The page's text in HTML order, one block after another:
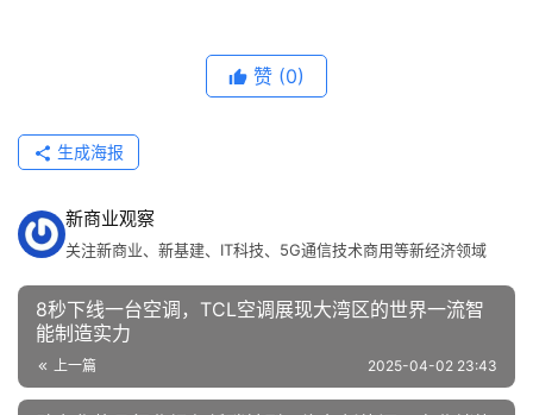
赞 (0)
生成海报
新商业观察
关注新商业、新基建、IT科技、5G通信技术商用等新经济领域
8秒下线一台空调，TCL空调展现大湾区的世界一流智
能制造实力
上一篇 2025-04-02 23:43